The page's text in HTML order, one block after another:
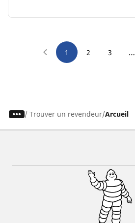
1 2 3 …
/ Trouver un revendeur Arcueil